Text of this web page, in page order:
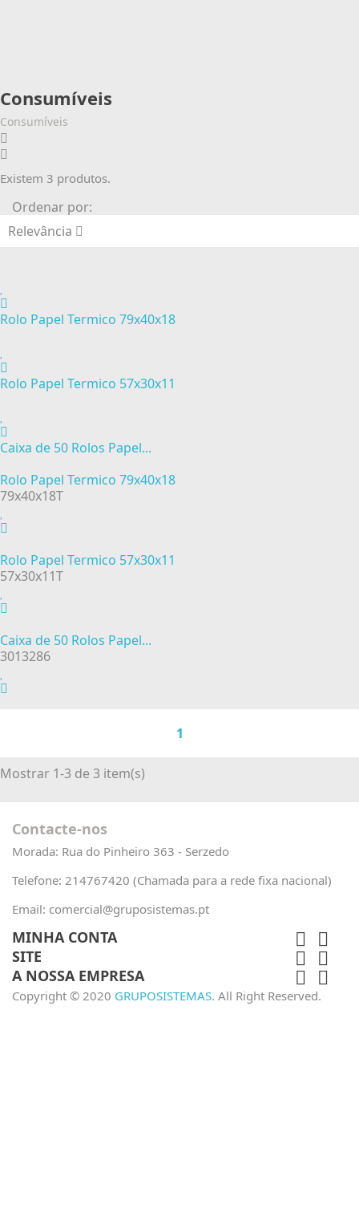
Consumíveis
Consumíveis
Existem 3 produtos.
Ordenar por:
Relevância
Rolo Papel Termico 79x40x18
Rolo Papel Termico 57x30x11
Caixa de 50 Rolos Papel...
Rolo Papel Termico 79x40x18
79x40x18T
Rolo Papel Termico 57x30x11
57x30x11T
Caixa de 50 Rolos Papel...
3013286
1
Mostrar 1-3 de 3 item(s)
Contacte-nos
Morada: Rua do Pinheiro 363 - Serzedo
Telefone: 214767420 (Chamada para a rede fixa nacional)
Email: comercial@gruposistemas.pt
MINHA CONTA  
SITE  
A NOSSA EMPRESA  
Copyright © 2020 GRUPOSISTEMAS. All Right Reserved.